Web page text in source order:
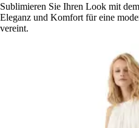
Sublimieren Sie Ihren Look mit
Eleganz und Komfort für eine
vereint.